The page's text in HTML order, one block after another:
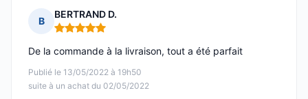
B
BERTRAND D.
Note : 5 sur 5
Publié le 13/05/2022 à 19h50
suite à un achat du 02/05/2022
De la commande à la livraison, tout a été parfait